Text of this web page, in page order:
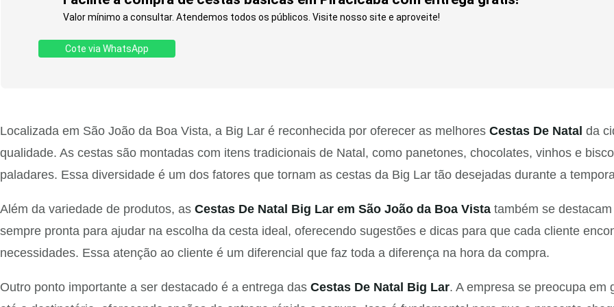
Valor mínimo a consultar. Atendemos todos os públicos. Visite nosso site e aproveite!
Cote via WhatsApp
Localizada em São João da Boa Vista, a Big Lar é reconhecida por oferecer as melhores Cestas De Natal da
qualidade. As cestas são montadas com itens tradicionais de Natal, como panetones, chocolates, vinhos e
paladares. Essa diversidade é um dos fatores que tornam as cestas da Big Lar tão desejadas durante a
Além da variedade de produtos, as Cestas De Natal Big Lar em São João da Boa Vista também se
sempre pronta para ajudar na escolha da cesta ideal, oferecendo sugestões e dicas para que cada cliente
necessidades. Essa atenção ao cliente é um diferencial que faz toda a diferença na hora da compra.
Outro ponto importante a ser destacado é a entrega das Cestas De Natal Big Lar. A empresa se preocupa em